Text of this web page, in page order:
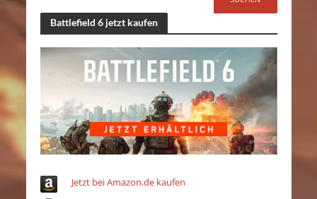
Battlefield 6 jetzt kaufen
Jetzt bei Amazon.de kaufen